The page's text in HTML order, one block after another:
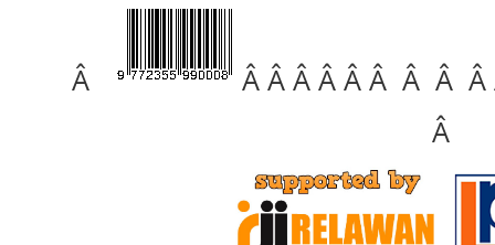
Â
Â Â Â Â Â Â Â Â
Â